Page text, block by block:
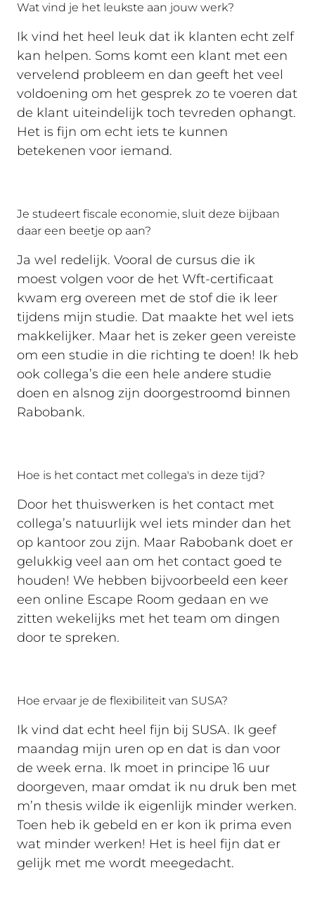
Wat vind je het leukste aan jouw werk?
Ik vind het heel leuk dat ik klanten echt zelf
kan helpen. Soms komt een klant met een
vervelend probleem en dan geeft het veel
voldoening om het gesprek zo te voeren dat
de klant uiteindelijk toch tevreden ophangt.
Het is fijn om echt iets te kunnen
betekenen voor iemand.
Je studeert fiscale economie, sluit deze bijbaan
daar een beetje op aan?
Ja wel redelijk. Vooral de cursus die ik
moest volgen voor de het Wft-certificaat
kwam erg overeen met de stof die ik leer
tijdens mijn studie. Dat maakte het wel iets
makkelijker. Maar het is zeker geen vereiste
om een studie in die richting te doen! Ik heb
ook collega’s die een hele andere studie
doen en alsnog zijn doorgestroomd binnen
Rabobank.
Hoe is het contact met collega's in deze tijd?
Door het thuiswerken is het contact met
collega’s natuurlijk wel iets minder dan het
op kantoor zou zijn. Maar Rabobank doet er
gelukkig veel aan om het contact goed te
houden! We hebben bijvoorbeeld een keer
een online Escape Room gedaan en we
zitten wekelijks met het team om dingen
door te spreken.
Hoe ervaar je de flexibiliteit van SUSA?
Ik vind dat echt heel fijn bij SUSA. Ik geef
maandag mijn uren op en dat is dan voor
de week erna. Ik moet in principe 16 uur
doorgeven, maar omdat ik nu druk ben met
m’n thesis wilde ik eigenlijk minder werken.
Toen heb ik gebeld en er kon ik prima even
wat minder werken! Het is heel fijn dat er
gelijk met me wordt meegedacht.